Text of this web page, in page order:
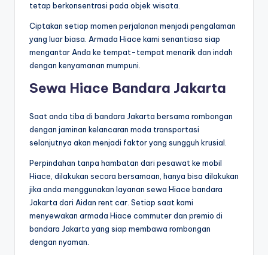
tetap berkonsentrasi pada objek wisata.
Ciptakan setiap momen perjalanan menjadi pengalaman
yang luar biasa. Armada Hiace kami senantiasa siap
mengantar Anda ke tempat-tempat menarik dan indah
dengan kenyamanan mumpuni.
Sewa Hiace Bandara Jakarta
Saat anda tiba di bandara Jakarta bersama rombongan
dengan jaminan kelancaran moda transportasi
selanjutnya akan menjadi faktor yang sungguh krusial.
Perpindahan tanpa hambatan dari pesawat ke mobil
Hiace, dilakukan secara bersamaan, hanya bisa dilakukan
jika anda menggunakan layanan sewa Hiace bandara
Jakarta dari Aidan rent car. Setiap saat kami
menyewakan armada Hiace commuter dan premio di
bandara Jakarta yang siap membawa rombongan
dengan nyaman.